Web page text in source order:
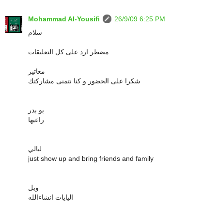
Mohammad Al-Yousifi
26/9/09 6:25 PM
سلام
مضطر ارد على كل التعليقات
مغاتير
شكرا على الحضور و كنا نتمنى مشاركتك
بو بدر
راعيها
ليالي
just show up and bring friends and family
ويل
اليايات انشاءالله